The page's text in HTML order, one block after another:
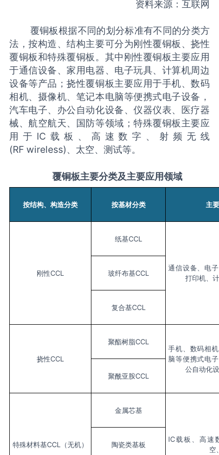
资料来源：互联网
覆铜板根据不同的划分标准有不同的分类方
法，按构造、结构主要可分为刚性覆铜板、挠性
覆铜板和特殊覆铜板。其中刚性覆铜板主要应用
于通信设备、家用电器、电子玩具、计算机周边
设备等产品；挠性覆铜板主要应用于手机、数码
相机、摄像机、笔记本电脑等便携式电子设备，
汽车电子、办公自动化设备、仪器仪表、医疗器
械、航空航天、国防等领域；特殊覆铜板主要应
用于IC载板、高速数字、射频无线
(RF wireless)、太空、测试等。
覆铜板主要分类及主要应用领域
按结构、构造分类 按基材分类 主
刚性CCL
纸基CCL
通信设备、电
打印机、
玻纤布基CCL
复合基CCL
挠性CCL
聚酯树脂CCL
手机、数码相
脑等便携式电
公自动化
聚酰亚胺CCL
特殊材料基CCL （无机）
金属芯基
IC载板、高速
空
陶瓷类基板